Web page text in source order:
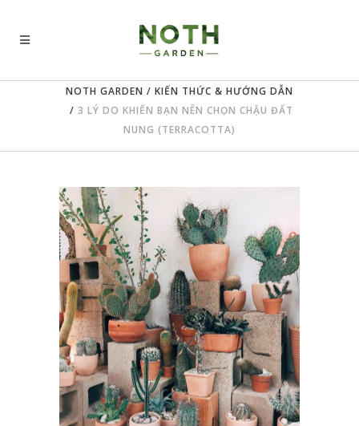
NOTH GARDEN / KIẾN THỨC & HƯỚNG DẪN
/ 3 LÝ DO KHIẾN BẠN NÊN CHỌN CHẬU ĐẤT
NUNG (TERRACOTTA)